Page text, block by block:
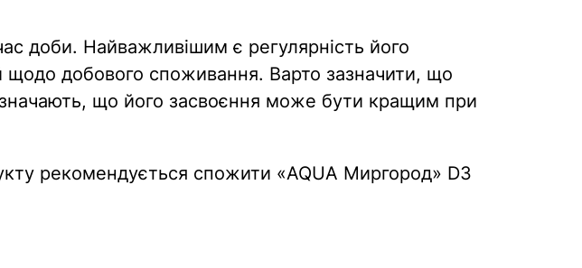
доби. Найважливішим є регулярність його
щодо добового споживання. Варто зазначити, що
що його засвоєння може бути кращим при
рекомендується спожити «AQUA Миргород» D3